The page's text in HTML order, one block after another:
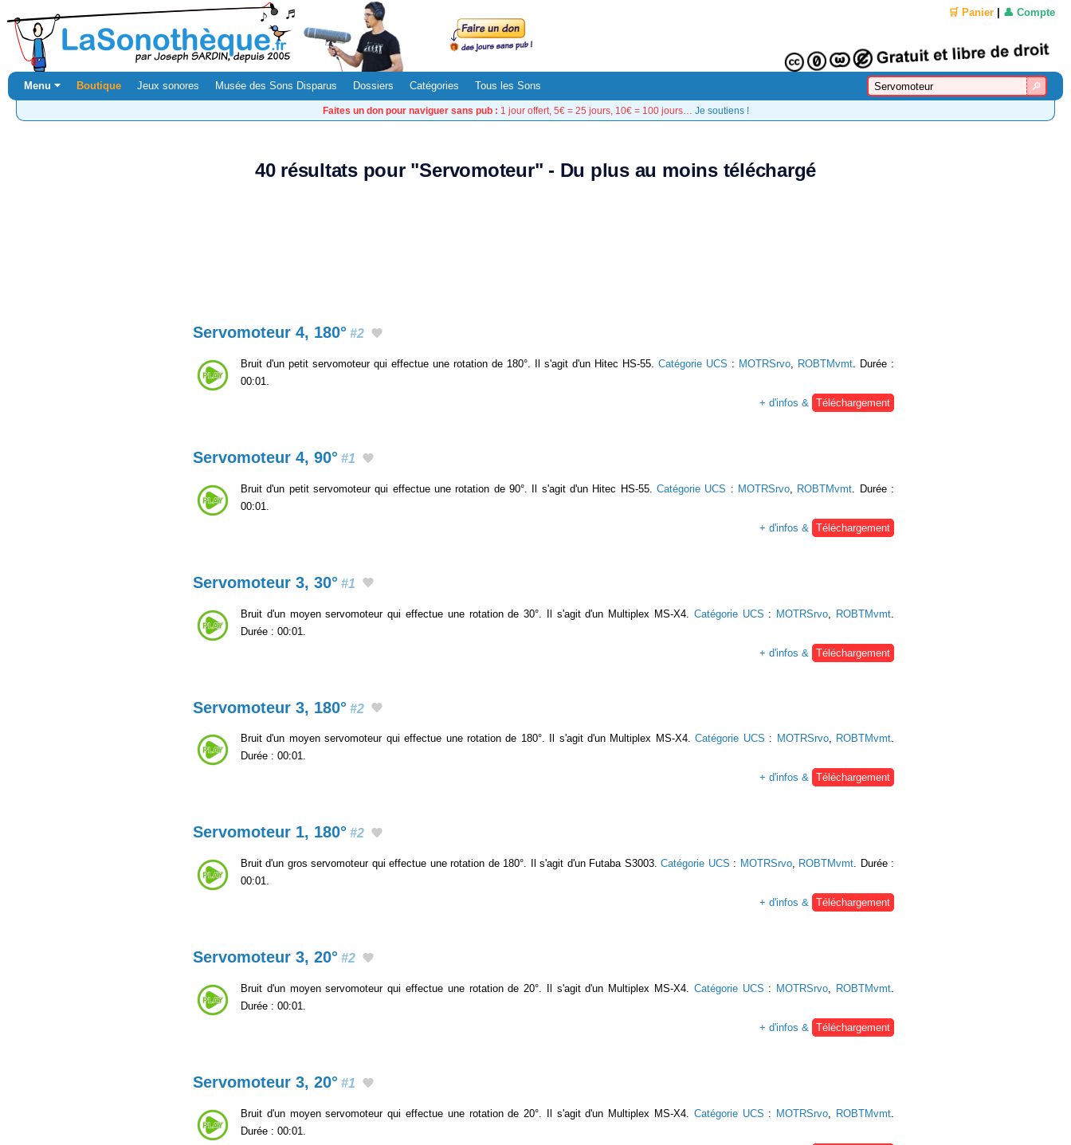
🛒 Panier 👤 Compte
Menu ⏷ Boutique Jeux sonores Musée des Sons Disparus Dossiers Catégories Tous les Sons
Faites un don pour naviguer sans pub : 1 jour offert, 5€ = 25 jours, 10€ = 100 jours… Je soutiens !
40 résultats pour "Servomoteur" - Du plus au moins téléchargé
Servomoteur 4, 180° #2
Bruit d'un petit servomoteur qui effectue une rotation de 180°. Il s'agit d'un Hitec HS-55. Catégorie UCS : MOTRSrvo ROBTMvmt . Durée :
00:01.
+ d'infos &
Téléchargement
Servomoteur 4, 90° #1
Bruit d'un petit servomoteur qui effectue une rotation de 90°. Il s'agit d'un Hitec HS-55. Catégorie UCS : MOTRSrvo ROBTMvmt . Durée :
00:01.
+ d'infos &
Téléchargement
Servomoteur 3, 30° #1
Bruit d'un moyen servomoteur qui effectue une rotation de 30°. Il s'agit d'un Multiplex MS-X4. Catégorie UCS : MOTRSrvo ROBTMvmt
Durée : 00:01.
+ d'infos &
Téléchargement
Servomoteur 3, 180° #2
Bruit d'un moyen servomoteur qui effectue une rotation de 180°. Il s'agit d'un Multiplex MS-X4.Catégorie UCS : MOTRSrvo, ROBTMvmt.
Durée : 00:01.
+ d'infos & Téléchargement
Servomoteur 1, 180° #2
Bruit d'un gros servomoteur qui effectue une rotation de 180°. Il s'agit d'un Futaba S3003.Catégorie UCS : MOTRSrvo, ROBTMvmt. Durée :
00:01.
+ d'infos & Téléchargement
Servomoteur 3, 20° #2
Bruit d'un moyen servomoteur qui effectue une rotation de 20°. Il s'agit d'un Multiplex MS-X4. Catégorie UCS : MOTRSrvo, ROBTMvmt.
Durée : 00:01.
+ d'infos & Téléchargement
Servomoteur 3, 20° #1
Bruit d'un moyen servomoteur qui effectue une rotation de 20°. Il s'agit d'un Multiplex MS-X4. Catégorie UCS : MOTRSrvo ROBTMvmt
Durée : 00:01.